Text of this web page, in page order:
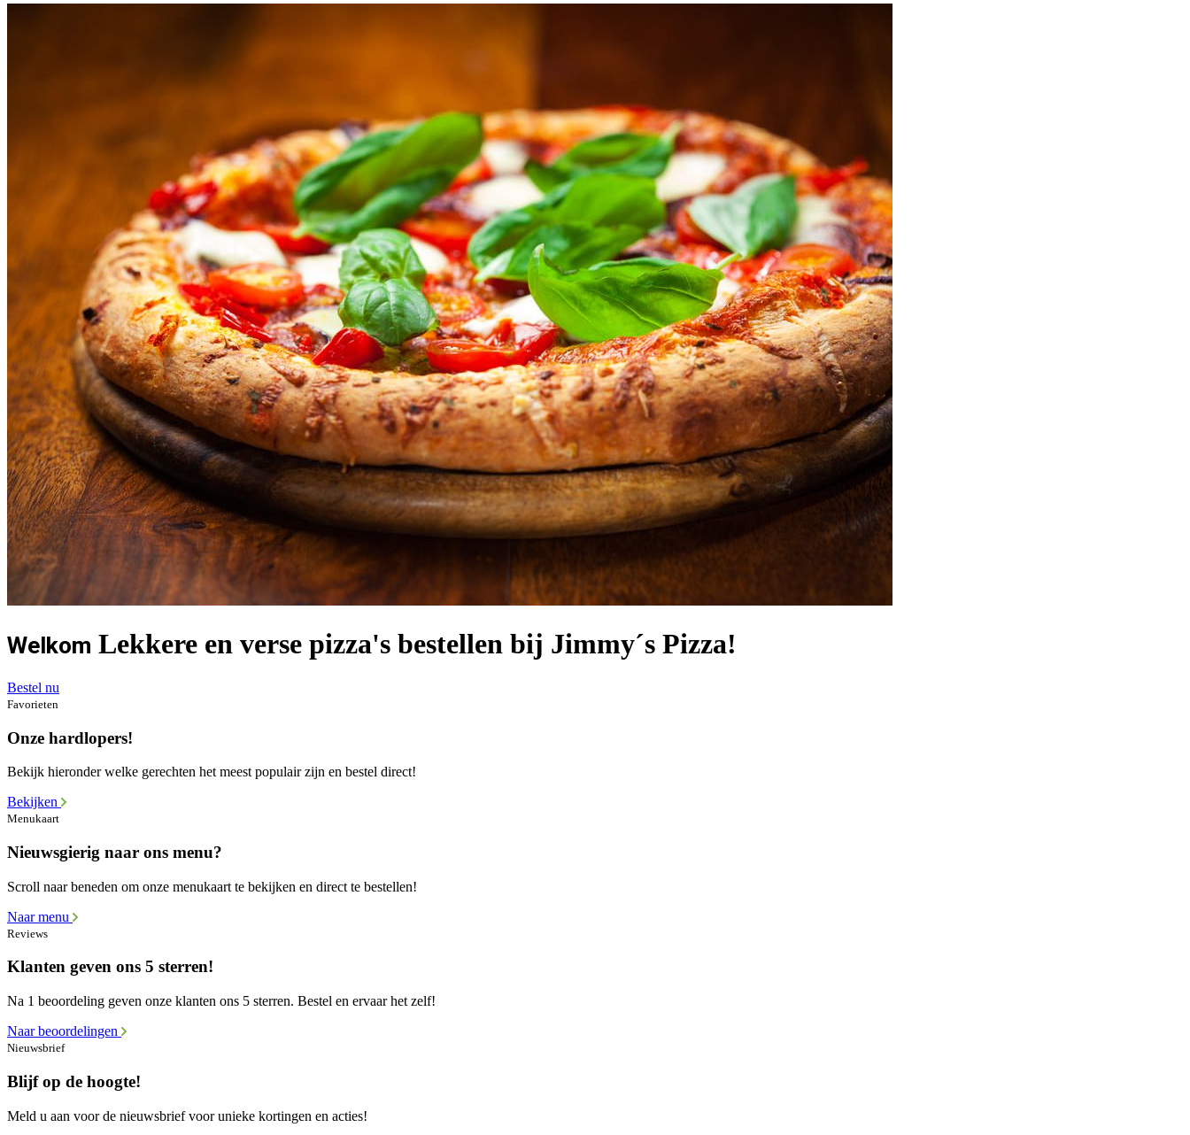
Welkom Lekkere en verse pizza's bestellen bij Jimmy´s Pizza!
Bestel nu
Favorieten
Onze hardlopers!
Bekijk hieronder welke gerechten het meest populair zijn en bestel direct!
Bekijken
Menukaart
Nieuwsgierig naar ons menu?
Scroll naar beneden om onze menukaart te bekijken en direct te bestellen!
Naar menu
Reviews
Klanten geven ons 5 sterren!
Na 1 beoordeling geven onze klanten ons 5 sterren. Bestel en ervaar het zelf!
Naar beoordelingen
Nieuwsbrief
Blijf op de hoogte!
Meld u aan voor de nieuwsbrief voor unieke kortingen en acties!